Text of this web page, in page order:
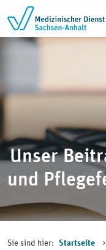
Zum Inhalt springen
Unser
und
Sie sind hier: Startseite